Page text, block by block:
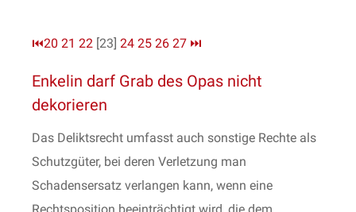
⏮20 21 22 [23] 24 25 26 27 ⏭
Enkelin darf Grab des Opas nicht
dekorieren
Das Deliktsrecht umfasst auch sonstige Rechte als
Schutzgüter, bei deren Verletzung man
Schadensersatz verlangen kann, wenn eine